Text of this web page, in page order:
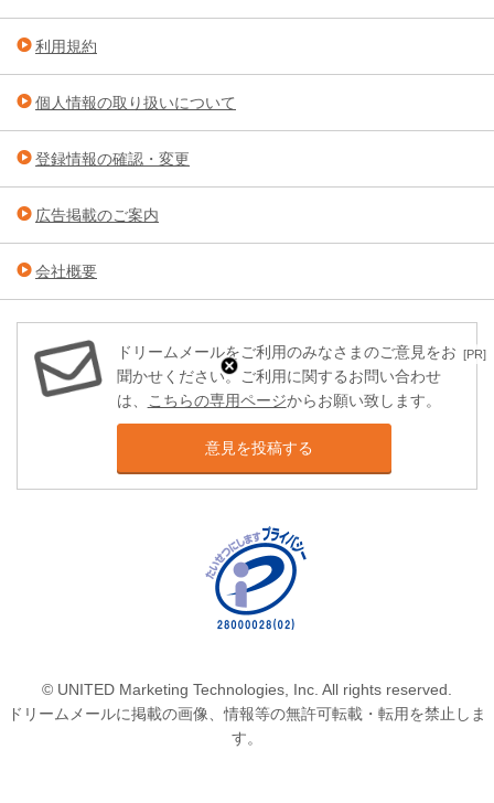
[PR]
利用規約
個人情報の取り扱いについて
登録情報の確認・変更
広告掲載のご案内
会社概要
ドリームメールをご利用のみなさまのご意見をお
聞かせください。ご利用に関するお問い合わせ
は、
こちらの専用ページからお願い致します。
意見を投稿する
© UNITED Marketing Technologies, Inc. All rights reserved.
ドリームメールに掲載の画像、情報等の無許可転載・転用を禁止しま
す。